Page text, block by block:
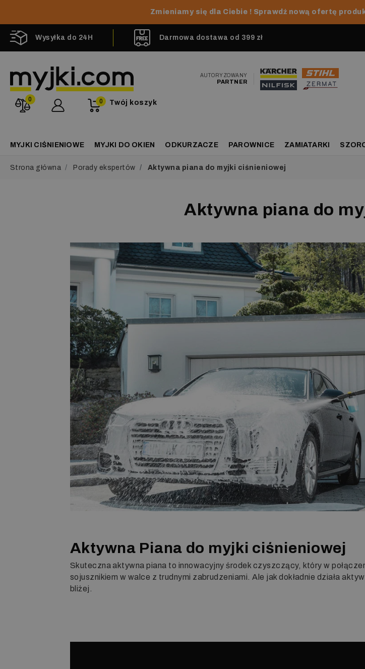
Zmieniamy się dla Ciebie ! Sprawdź nową ofertę
Wysyłka do 24H Darmowa dostawa od 399 zł
AUTORYZOWANY
PARTNER
0 Twój koszyk
0
MYJKI CIŚNIENIOWE MYJKI DO OKIEN ODKURZACZE PAROWNICE ZAMIATARKI
Strona główna Porady ekspertów Aktywna piana do myjki ciśnieniowej
Aktywna piana do
Aktywna Piana do myjki ciśnieniowej
Skuteczna aktywna piana to innowacyjny środek czyszczący, który w
sojusznikiem w walce z trudnymi zabrudzeniami. Ale jak dokładnie działa
bliżej.